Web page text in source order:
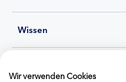
Wissen
Wir verwenden Cookies